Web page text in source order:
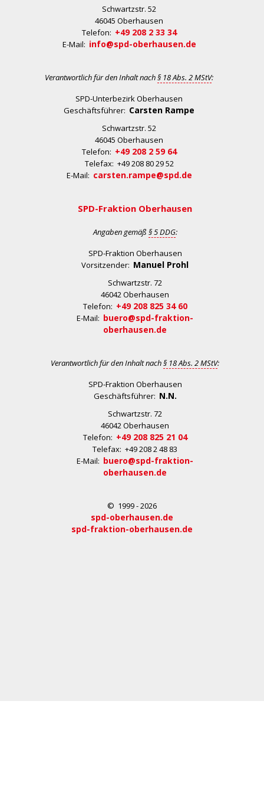
Schwartzstr. 52
46045 Oberhausen
Telefon: +49 208 2 33 34
E-Mail: info@spd-oberhausen.de
Verantwortlich für den Inhalt nach§ 18 Abs. 2 MStV:
SPD-Unterbezirk Oberhausen
Geschäftsführer: Carsten Rampe
Schwartzstr. 52
46045 Oberhausen
Telefon: +49 208 2 59 64
Telefax: +49 208 80 29 52
E-Mail: carsten.rampe@spd.de
SPD-Fraktion Oberhausen
Angaben gemäß § 5 DDG:
SPD-Fraktion Oberhausen
Vorsitzender: Manuel Prohl
Schwartzstr. 72
46042 Oberhausen
Telefon: +49 208 825 34 60
E-Mail: buero@spd-fraktion-
oberhausen.de
Verantwortlich für den Inhalt nach§ 18 Abs. 2 MStV:
SPD-Fraktion Oberhausen
Geschäftsführer: N.N.
Schwartzstr. 72
46042 Oberhausen
Telefon: +49 208 825 21 04
Telefax: +49 208 2 48 83
E-Mail: buero@spd-fraktion-
oberhausen.de
© 1999 - 2026
spd-oberhausen.de
spd-fraktion-oberhausen.de